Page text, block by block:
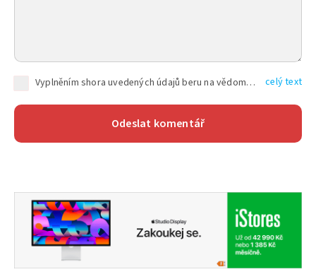
Vyplněním shora uvedených údajů beru na vědomí, že společnost TEXT FACTORY s.r.o., sídlem Brno, Durďákova 336/29, Černá Pole, PSČ: 613 00, IČ: 06157831, zapsané u Krajského soudu v Brně, oddíl C, vložka 100399, bude zpracovávat mé osobní údaje uvedené v rámci mnou vyplněného registračního formuláře na základě oprávněných zájmů TEXT FACTORY s.r.o. dle čl. 6 odst. 1 písm. f) GDPR a pro splnění právních povinností (čl. 6 odst. 1 písm. c) GDPR), a to pro tyto účely: nezbytnost zajistit oprávnění návštěvníka webových stránek provozovaných společností TEXT FACTORY s.r.o. přispívat aktivně ke zveřejněným článkům nebo v rámci diskusních fór a výkon práv TEXT FACTORY s.r.o. jako administrátora těchto diskusních fór. Více informací o zpracování osobních údajů a právech lze nalézt v celý text